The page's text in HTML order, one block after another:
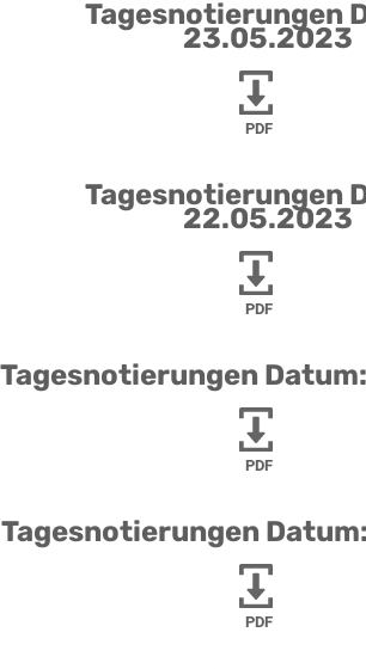
Tagesnotierungen
23.05.2023
PDF
Tagesnotierungen
22.05.2023
PDF
Tagesnotierungen
PDF
Tagesnotierungen
PDF